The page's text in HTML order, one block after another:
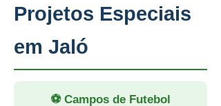
Projetos Especiais
em Jaló
⚽ Campos de Futebol